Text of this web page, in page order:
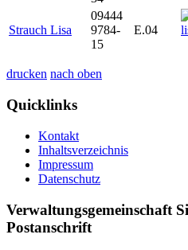
Strauch Lisa
09444
9784-
15
E.04
drucken nach oben
Quicklinks
Kontakt
Inhaltsverzeichnis
Impressum
Datenschutz
Verwaltungsgemeinschaft
Postanschrift